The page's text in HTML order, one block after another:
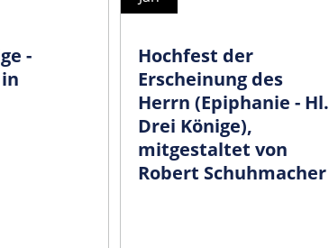
-
Hochfest der
Erscheinung des
Herrn (Epiphanie - Hl.
Drei Könige),
mitgestaltet von
Robert Schuhmacher